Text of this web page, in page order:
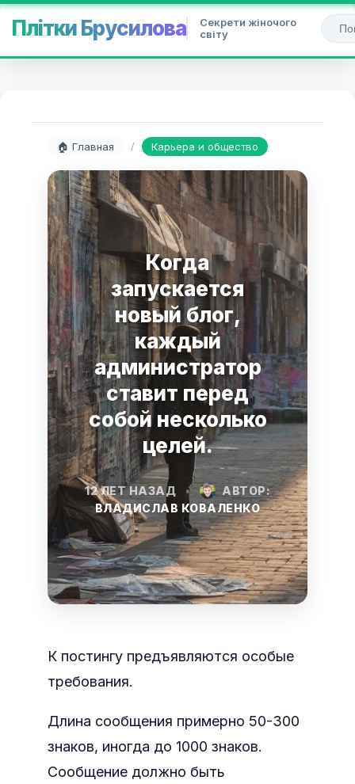
Плітки Брусилова
Секрети жіночого
світу
🏠 Главная / Карьера и общество
Когда
запускается
новый блог,
каждый
администратор
ставит перед
собой несколько
целей.
12 ЛЕТ НАЗАД •
АВТОР:
ВЛАДИСЛАВ КОВАЛЕНКО
К постингу предъявляются особые
требования.
Длина сообщения примерно 50-300
знаков, иногда до 1000 знаков.
Сообщение должно быть